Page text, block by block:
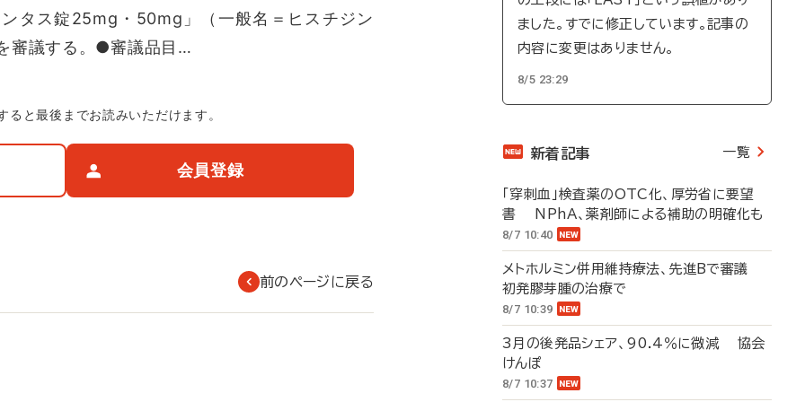
タス錠25mg・50mg」（一般名＝ヒスチジン
審議する。●審議品目…
ると最後までお読みいただけます。
会員登録
前のページに戻る
ました。すでに修正しています。記事の
内容に変更はありません。
8/5 23:29
新着記事 一覧
「穿刺血」検査薬のOTC化、厚労省に要望
書 NPhA、薬剤師による補助の明確化も
8/7 10:40
メトホルミン併用維持療法、先進Bで審議
初発膠芽腫の治療で
8/7 10:39
3月の後発品シェア、90.4％に微減 協会
けんぽ
8/7 10:37